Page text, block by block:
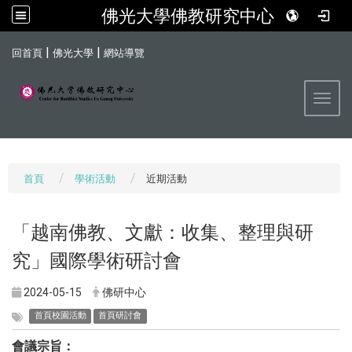
佛光大學佛教研究中心
回首頁 | 佛光大學 | 網站導覽
首頁 學術活動 近期活動
「越南佛教、文獻：收集、整理與研
究」國際學術研討會
2024-05-15 佛研中心
首頁校園活動 首頁研討會
會議宗旨：